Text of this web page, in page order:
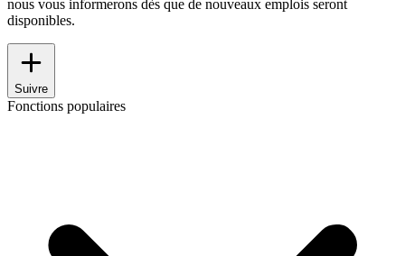
nous vous informerons dès que de nouveaux emplois seront
disponibles.
Suivre
Fonctions populaires